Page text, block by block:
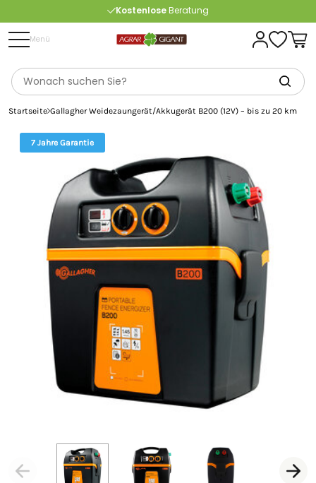
KostenloseBeratung
ab 175 € (in DE) – außer Sperrgut
Menü
Startseite Gallagher Weidezaungerät/Akkugerät B200 (12V) – bis zu 20 km
7 Jahre Garantie